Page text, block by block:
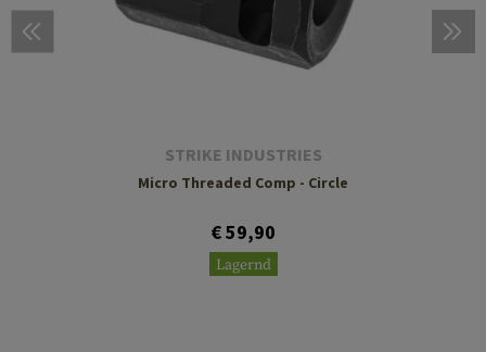
STRIKE INDUSTRIES
Micro Threaded Comp - Circle
€ 59,90
Lagernd